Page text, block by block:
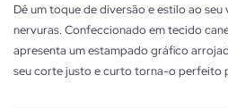
Dê um toque de diversão e estilo ao
nervuras. Confeccionado em tecido
apresenta um estampado gráfico
seu corte justo e curto torna-o perfeito